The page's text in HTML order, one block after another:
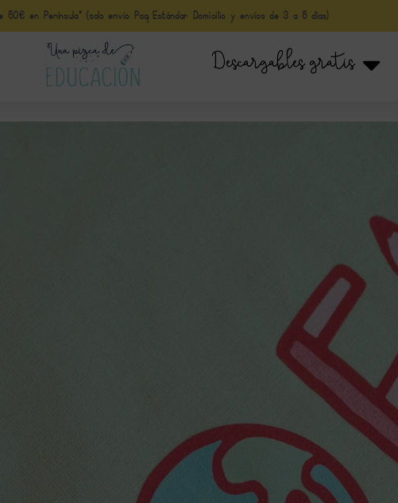
en Península* (solo envio Paq Estándar Domicilio y envíos de 3 a 5 días)
Descargables gratis